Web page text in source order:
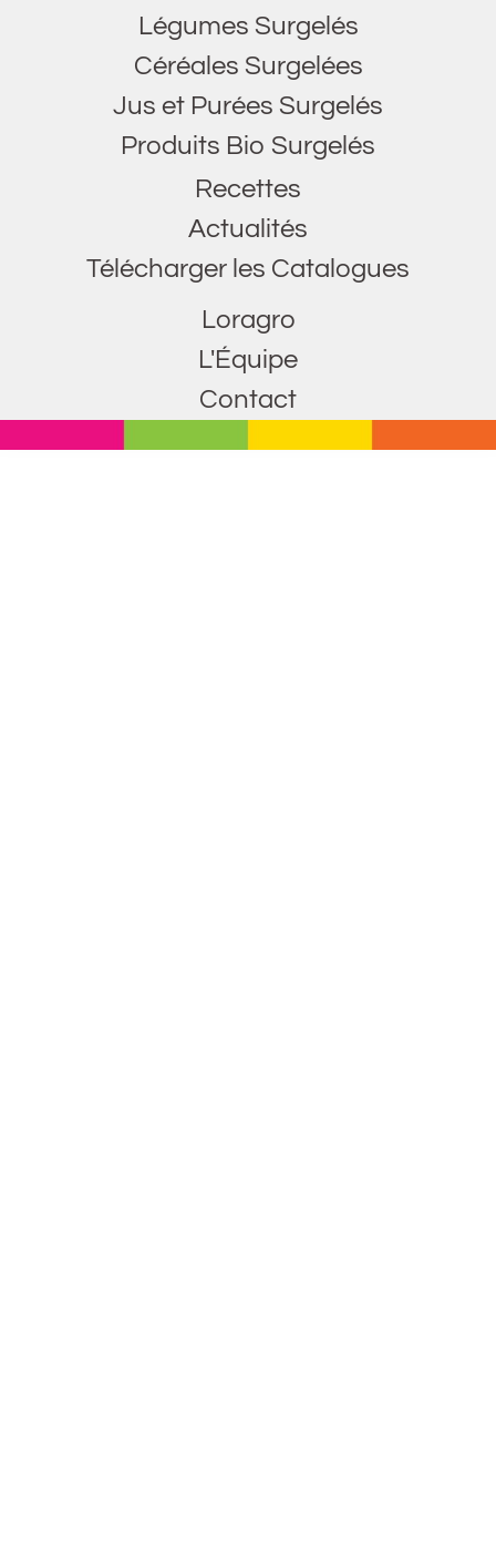
Légumes Surgelés
Céréales Surgelées
Jus et Purées Surgelés
Produits Bio Surgelés
Recettes
Actualités
Télécharger les Catalogues
Loragro
L'Équipe
Contact